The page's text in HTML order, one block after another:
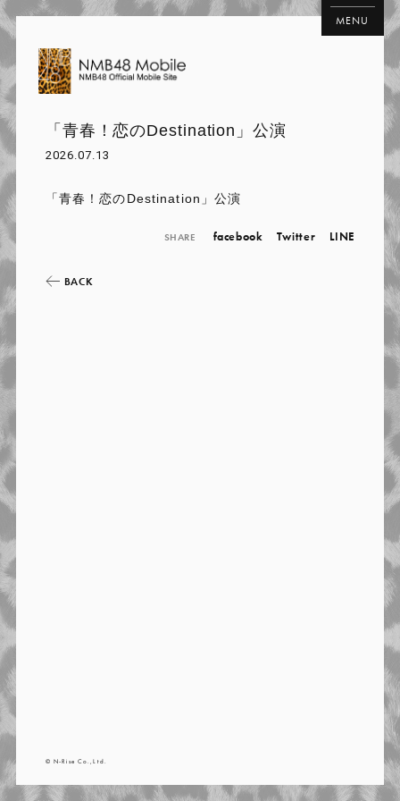
MENU
「青春！恋のDestination」公演
2026.07.13
「青春！恋のDestination」公演
SHARE facebook Twitter LINE
BACK